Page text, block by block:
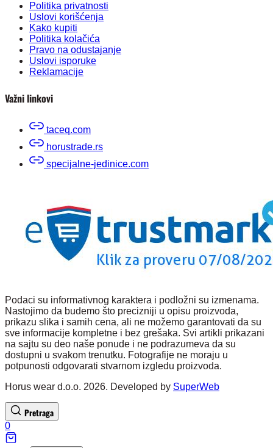
Politika privatnosti
Uslovi korišćenja
Kako kupiti
Politika kolačića
Pravo na odustajanje
Uslovi isporuke
Reklamacije
Važni linkovi
taceq.com
horustrade.rs
specijalne-jedinice.com
Podaci su informativnog karaktera i podložni su izmenama.
Nastojimo da budemo što precizniji u opisu proizvoda,
prikazu slika i samih cena, ali ne možemo garantovati da su
sve informacije kompletne i bez grešaka. Svi artikli prikazani
na sajtu su deo naše ponude i ne podrazumeva da su
dostupni u svakom trenutku. Fotografije ne moraju u
potpunosti odgovarati stvarnom izgledu proizvoda.
Horus wear d.o.o. 2026. Developed by SuperWeb
Pretraga
0